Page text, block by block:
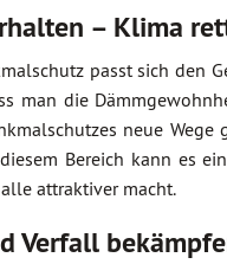
– Klima
passt sich den
man die
neue
Bereich kann es
attraktiver macht.
Verfall